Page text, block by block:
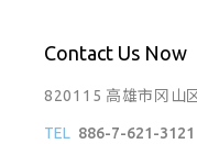
Contact Us Now
820115 高雄市冈山
TEL 886-7-621-3121